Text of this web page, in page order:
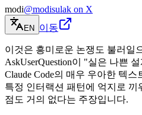
modi@modisulak on X
EN 이동
이것은 흥미로운 논쟁도 불러일
AskUserQuestion이 "실은 나쁜
Claude Code의 매우 우아한 텍
특정 인터랙션 패턴에 억지로 끼
점도 거의 없다는 주장입니다.